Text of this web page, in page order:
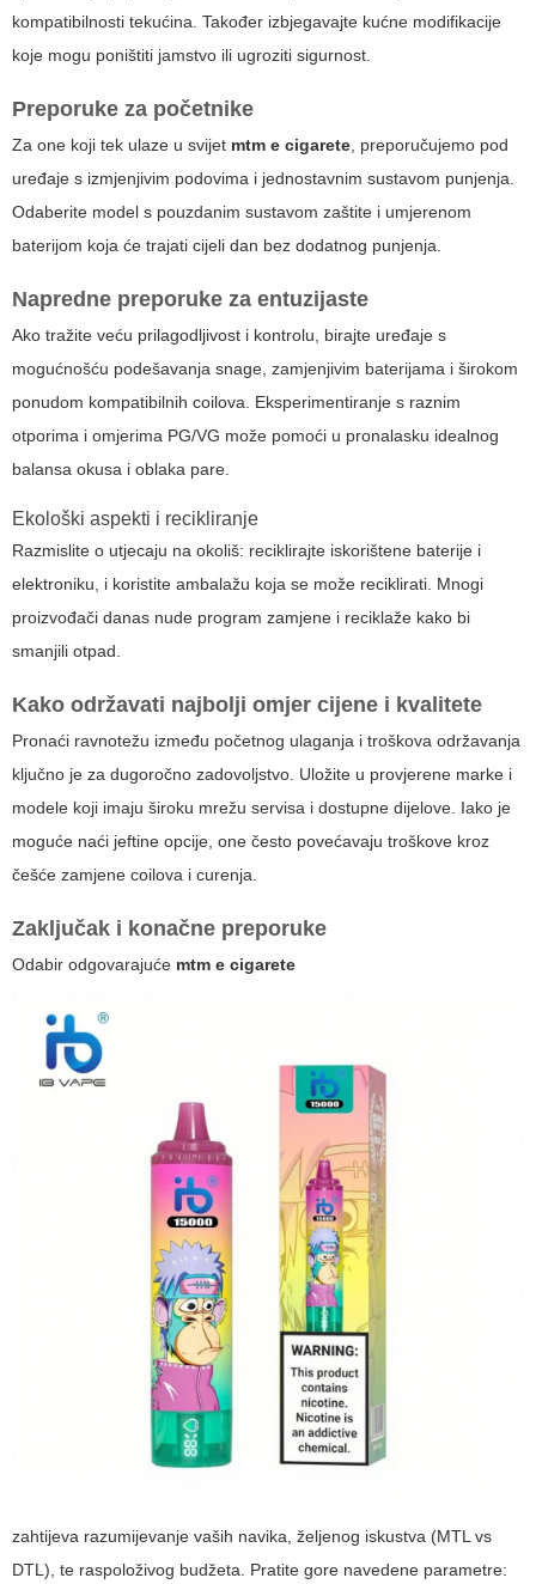
kompatibilnosti tekućina. Također izbjegavajte kućne modifikacije
koje mogu poništiti jamstvo ili ugroziti sigurnost.
Preporuke za početnike
Za one koji tek ulaze u svijet mtm e cigarete , preporučujemo pod
uređaje s izmjenjivim podovima i jednostavnim sustavom punjenja.
Odaberite model s pouzdanim sustavom zaštite i umjerenom
baterijom koja će trajati cijeli dan bez dodatnog punjenja.
Napredne preporuke za entuzijaste
Ako tražite veću prilagodljivost i kontrolu, birajte uređaje s
mogućnošću podešavanja snage, zamjenjivim baterijama i širokom
ponudom kompatibilnih coilova. Eksperimentiranje s raznim
otporima i omjerima PG/VG može pomoći u pronalasku idealnog
balansa okusa i oblaka pare.
Ekološki aspekti i recikliranje
Razmislite o utjecaju na okoliš: reciklirajte iskorištene baterije i
elektroniku, i koristite ambalažu koja se može reciklirati. Mnogi
proizvođači danas nude program zamjene i reciklaže kako bi
smanjili otpad.
Kako održavati najbolji omjer cijene i kvalitete
Pronaći ravnotežu između početnog ulaganja i troškova održavanja
ključno je za dugoročno zadovoljstvo. Uložite u provjerene marke i
modele koji imaju široku mrežu servisa i dostupne dijelove. Iako je
moguće naći jeftine opcije, one često povećavaju troškove kroz
češće zamjene coilova i curenja.
Zaključak i konačne preporuke
Odabir odgovarajuće mtm e cigarete
zahtijeva razumijevanje vaših navika, željenog iskustva (MTL vs
DTL), te raspoloživog budžeta. Pratite gore navedene parametre: